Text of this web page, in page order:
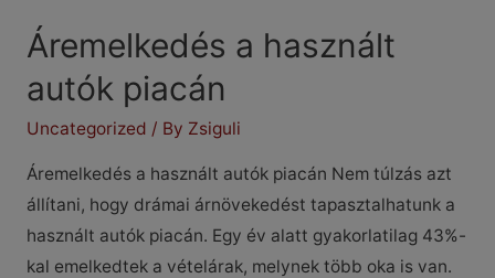
Áremelkedés a használt
autók piacán
Uncategorized / By Zsiguli
Áremelkedés a használt autók piacán Nem túlzás azt
állítani, hogy drámai árnövekedést tapasztalhatunk a
használt autók piacán. Egy év alatt gyakorlatilag 43%-
kal emelkedtek a vételárak, melynek több oka is van.